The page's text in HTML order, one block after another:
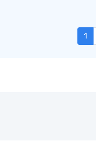
1